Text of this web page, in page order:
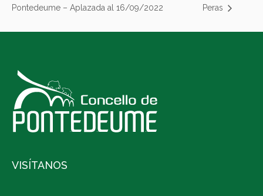
Pontedeume – Aplazada al 16/09/2022
Peras
VISÍTANOS